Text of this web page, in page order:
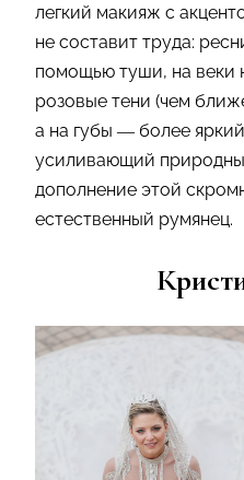
легкий макияж с
не составит труда:
помощью туши, на веки
розовые тени (чем
а на губы — более
усиливающий
дополнение этой
естественный румянец.